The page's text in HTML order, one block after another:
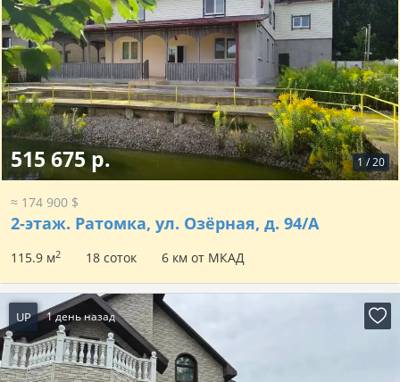
1 /20
515 675 р.
≈ 174 900 $
2-этаж. Ратомка, ул. Озёрная, д. 94/А
115.9 м2 18 соток 6 км от МКАД
UP 1 день назад